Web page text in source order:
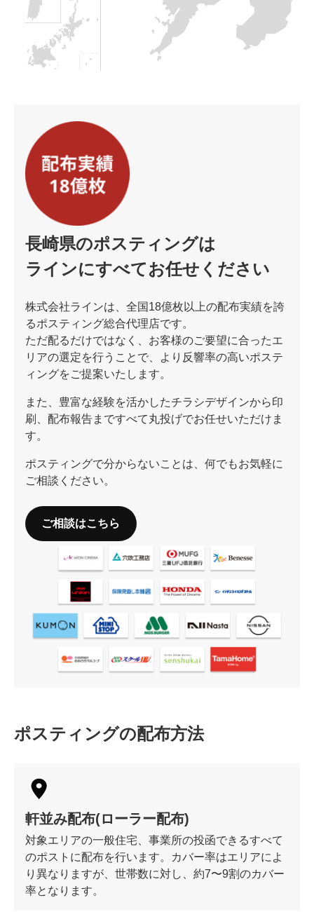
長崎県のポスティングは
ラインにすべてお任せください
株式会社ラインは、全国18億枚以上の配布実績を誇
るポスティング総合代理店です。
ただ配るだけではなく、お客様のご要望に合ったエ
リアの選定を行うことで、より反響率の高いポステ
ィングをご提案いたします。
また、豊富な経験を活かしたチラシデザインから印
刷、配布報告まですべて丸投げでお任せいただけま
す。
ポスティングで分からないことは、何でもお気軽に
ご相談ください。
ご相談はこちら
ポスティングの配布方法
軒並み配布(ローラー配布)
対象エリアの一般住宅、事業所の投函できるすべて
のポストに配布を行います。カバー率はエリアによ
り異なりますが、世帯数に対し、約7〜9割のカバー
率となります。